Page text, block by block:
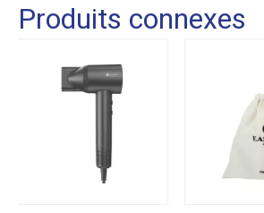
Produits connexes